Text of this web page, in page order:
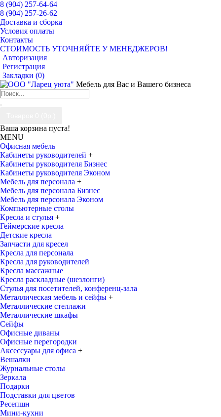
8 (904) 257-64-64
8 (904) 257-26-62
Доставка и сборка
Условия оплаты
Контакты
СТОИМОСТЬ УТОЧНЯЙТЕ У МЕНЕДЖЕРОВ!
Авторизация
Регистрация
Закладки (0)
Мебель для Вас и Вашего бизнеса
Ваша корзина пуста!
MENU
Офисная мебель
Кабинеты руководителей +
Кабинеты руководителя Бизнес
Кабинеты руководителя Эконом
Мебель для персонала +
Мебель для персонала Бизнес
Мебель для персонала Эконом
Компьютерные столы
Кресла и стулья +
Геймерские кресла
Детские кресла
Запчасти для кресел
Кресла для персонала
Кресла для руководителей
Кресла массажные
Кресла раскладные (шезлонги)
Стулья для посетителей, конференц-зала
Металлическая мебель и сейфы +
Металлические стеллажи
Металлические шкафы
Сейфы
Офисные диваны
Офисные перегородки
Аксессуары для офиса +
Вешалки
Журнальные столы
Зеркала
Подарки
Подставки для цветов
Ресепшн
Мини-кухни